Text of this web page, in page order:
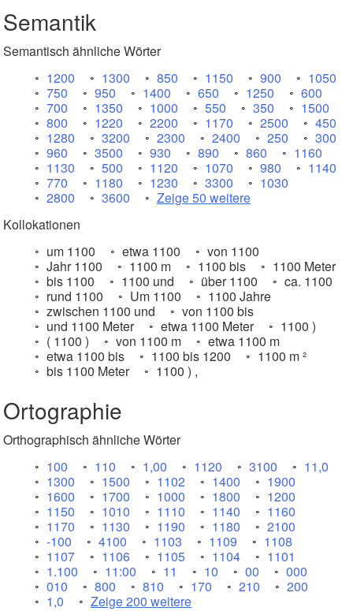
Semantik
Semantisch ähnliche Wörter
1200
1300 850 1150 900
1050
750
950 1400 650 1250
600
700
1350 1000 550 350
1500
800
1220 2200 1170 2500
450
1280
3200 2300 2400 250
300
960
3500 930 890 860
1160
1130
500 1120 1070 980
1140
770
1180 1230 3300
1030
2800
3600
Zeige 50 weitere
Kollokationen
um 1100
etwa 1100
von 1100
Jahr 1100
1100 m 1100 bis
1100 Meter
bis 1100
1100 und über 1100
ca. 1100
rund 1100
Um 1100
1100 Jahre
zwischen 1100 und
von 1100 bis
und 1100 Meter
etwa 1100 Meter
1100 )
( 1100 )
von 1100 m
etwa 1100 m
etwa 1100 bis
1100 bis 1200
1100 m ²
bis 1100 Meter
1100 ) ,
Ortographie
Orthographisch ähnliche Wörter
100
110 1,00 1120 3100
11,0
1300
1500 1102 1400
1900
1600
1700 1000 1800
1200
1150
1010 1110 1140
1160
1170
1130 1190 1180
2100
-100
4100 1103 1109
1108
1107
1106 1105 1104
1101
1.100
11:00 11 10 00
000
010
800 810 170 210
200
1,0
Zeige 200 weitere